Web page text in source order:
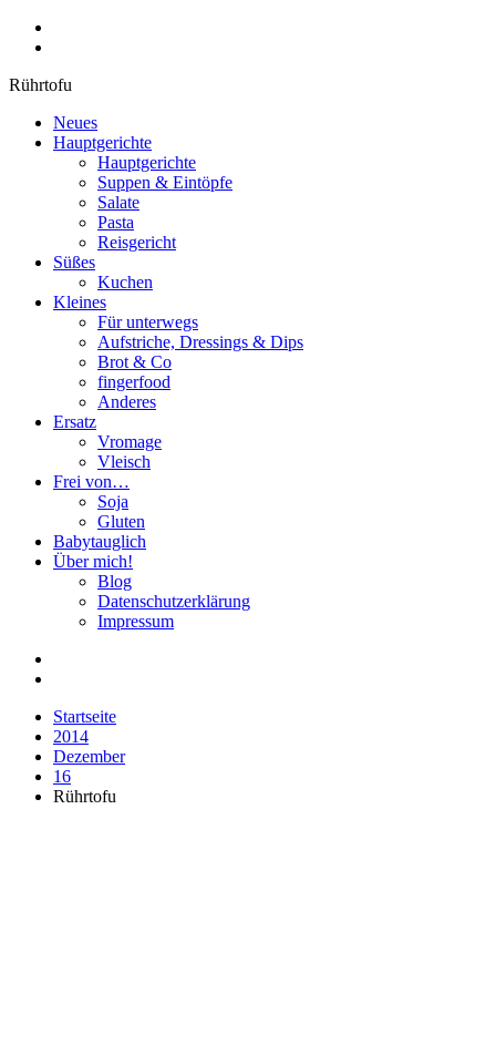
Rührtofu
Neues
Hauptgerichte
Hauptgerichte
Suppen & Eintöpfe
Salate
Pasta
Reisgericht
Süßes
Kuchen
Kleines
Für unterwegs
Aufstriche, Dressings & Dips
Brot & Co
fingerfood
Anderes
Ersatz
Vromage
Vleisch
Frei von…
Soja
Gluten
Babytauglich
Über mich!
Blog
Datenschutzerklärung
Impressum
Startseite
2014
Dezember
16
Rührtofu